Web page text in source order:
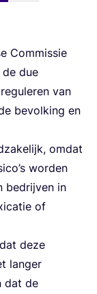
Com­mis­sie
due
van
bevol­king en
omdat
wor­den
bedrij­ven in
of
deze
lan­ger
dat de